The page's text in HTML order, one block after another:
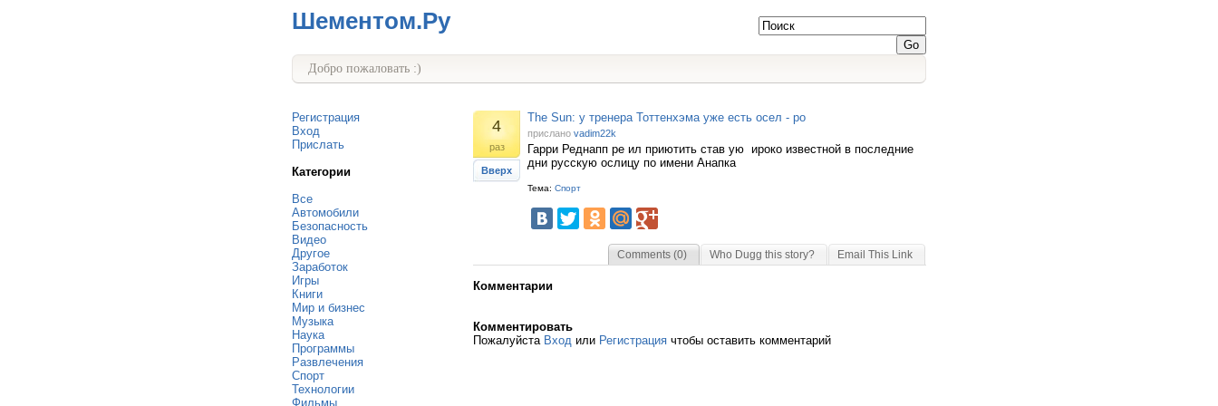
Шементом.Ру
Добро пожаловать :)
Регистрация
Вход
Прислать
Категории
Все
Автомобили
Безопасность
Видео
Другое
Заработок
Игры
Книги
Мир и бизнес
Музыка
Наука
Программы
Развлечения
Спорт
Технологии
Фильмы
4
раз
Вверх
The Sun: у тренера Тоттенхэма уже есть осел - ро
прислано vadim22k
Гарри Реднапп ре ил приютить став ую ироко известной в последние
дни русскую ослицу по имени Анапка
Тема: Спорт
Comments (0) Who Dugg this story? Email This Link
Комментарии
Комментировать
Пожалуйста Вход или Регистрация чтобы оставить комментарий